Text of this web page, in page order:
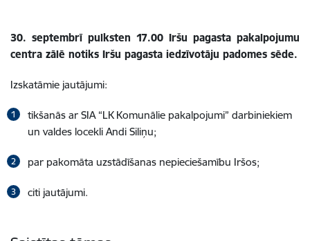
30. septembrī pulksten 17.00 Iršu pagasta pakalpojumu
centra zālē notiks Iršu pagasta iedzīvotāju padomes sēde.
Izskatāmie jautājumi:
tikšanās ar SIA “LK Komunālie pakalpojumi” darbiniekiem
un valdes locekli Andi Siliņu;
par pakomāta uzstādīšanas nepieciešamību Iršos;
citi jautājumi.